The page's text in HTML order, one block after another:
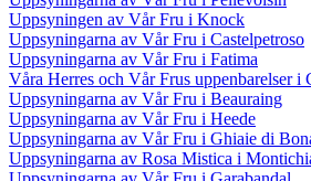
Uppsyningen av Vår Fru i Knock
Uppsyningarna av Vår Fru i Castelpetroso
Uppsyningarna av Vår Fru i Fatima
Våra Herres och Vår Frus uppenbarelser i
Uppsyningarna av Vår Fru i Beauraing
Uppsyningarna av Vår Fru i Heede
Uppsyningarna av Vår Fru i Ghiaie di
Uppsyningarna av Rosa Mistica i